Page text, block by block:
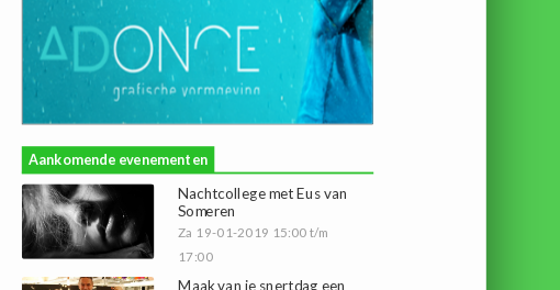
Aankomende evenementen
Nachtcollege met Eus van
Someren
Za 19-01-2019 15:00 t/m
17:00
Maak van je snertdag een